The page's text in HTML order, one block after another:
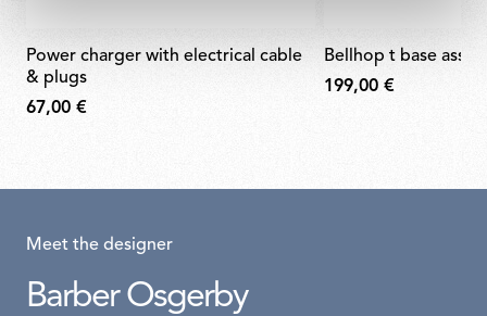
power charger with electrical cable
& plugs
67,00 €
bellhop t base
199,00 €
Meet the designer
Barber Osgerby